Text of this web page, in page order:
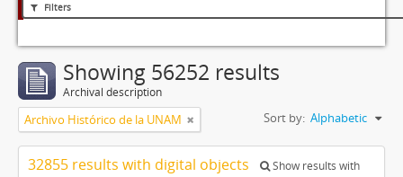
Filters
Showing 56252 results
Archival description
Archivo Histórico de la UNAM Sort by: Alphabetic
32855 results with digital objects
Show results with